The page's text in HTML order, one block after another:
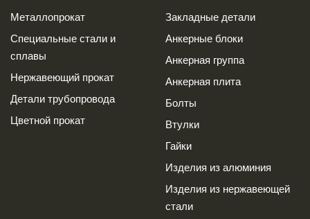
Металлопрокат
Специальные стали и
сплавы
Нержавеющий прокат
Детали трубопровода
Цветной прокат
Закладные детали
Анкерные блоки
Анкерная группа
Анкерная плита
Болты
Втулки
Гайки
Изделия из алюминия
Изделия из нержавеющей
стали